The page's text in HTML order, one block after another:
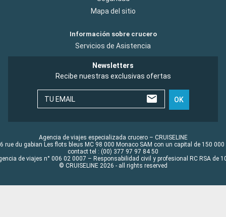
Mapa del sitio
Información sobre crucero
Servicios de Asistencia
Newsletters
Recibe nuestras exclusivas ofertas
TU EMAIL OK
Agencia de viajes especializada crucero – CRUISELINE
rue du gabian Les flots bleus MC 98 000 Monaco SAM con un capital de 150 000
contact tel : (00) 377 97 97 84 50
de viajes n° 006 02 0007 – Responsabilidad civil y profesional RC RSA de
© CRUISELINE 2026 - all rights reserved